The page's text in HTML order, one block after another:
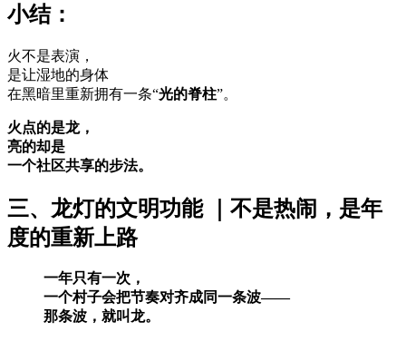
小结：
火不是表演，
是让湿地的身体
在黑暗里重新拥有一条“光的脊柱”。
火点的是龙，
亮的却是
一个社区共享的步法。
三、龙灯的文明功能 ｜不是热闹，是年
度的重新上路
一年只有一次，
一个村子会把节奏对齐成同一条波——
那条波，就叫龙。